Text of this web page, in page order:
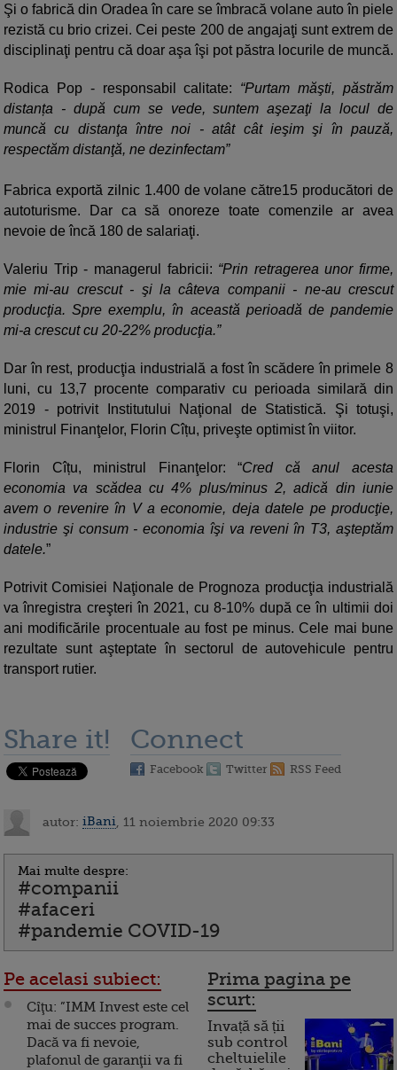
Şi o fabrică din Oradea în care se îmbracă volane auto în piele
rezistă cu brio crizei. Cei peste 200 de angajaţi sunt extrem de
disciplinaţi pentru că doar aşa îşi pot păstra locurile de muncă.
Rodica Pop - responsabil calitate: “Purtam măşti, păstrăm
distanța - după cum se vede, suntem aşezaţi la locul de
muncă cu distanţa între noi - atât cât ieşim şi în pauză,
respectăm distanţă, ne dezinfectam”
Fabrica exportă zilnic 1.400 de volane către15 producători de
autoturisme. Dar ca să onoreze toate comenzile ar avea
nevoie de încă 180 de salariaţi.
Valeriu Trip - managerul fabricii: “Prin retragerea unor firme,
mie mi-au crescut - şi la câteva companii - ne-au crescut
producţia. Spre exemplu, în această perioadă de pandemie
mi-a crescut cu 20-22% producţia.”
Dar în rest, producţia industrială a fost în scădere în primele 8
luni, cu 13,7 procente comparativ cu perioada similară din
2019 - potrivit Institutului Naţional de Statistică. Şi totuşi,
ministrul Finanţelor, Florin Cîțu, priveşte optimist în viitor.
Florin Cîțu, ministrul Finanţelor: “Cred că anul acesta
economia va scădea cu 4% plus/minus 2, adică din iunie
avem o revenire în V a economie, deja datele pe producţie,
industrie şi consum - economia îşi va reveni în T3, aşteptăm
datele.”
Potrivit Comisiei Naţionale de Prognoza producţia industrială
va înregistra creşteri în 2021, cu 8-10% după ce în ultimii doi
ani modificările procentuale au fost pe minus. Cele mai bune
rezultate sunt aşteptate în sectorul de autovehicule pentru
transport rutier.
Share it! Connect
Facebook Twitter RSS Feed
autor: iBani , 11 noiembrie 2020 09:33
Mai multe despre:
#companii
#afaceri
#pandemie COVID-19
Pe acelasi subiect:
Cîţu: ”IMM Invest este cel
mai de succes program.
Dacă va fi nevoie,
plafonul de garanţii va fi
Prima pagina pe
scurt:
Invață să ții
sub control
cheltuielile